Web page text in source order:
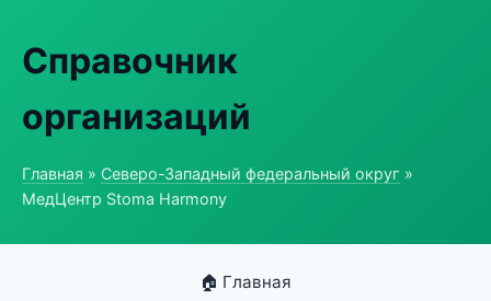
Справочник
организаций
Главная » Северо-Западный федеральный округ »
МедЦентр Stoma Harmony
🏠 Главная